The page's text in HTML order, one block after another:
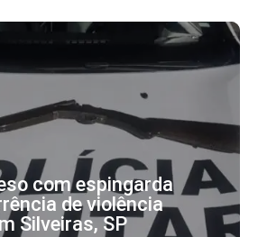
com espingarda
de violência
Silveiras, SP